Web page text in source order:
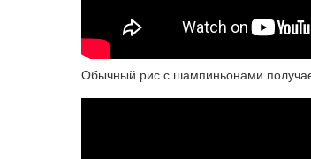
Обычный рис с шампиньонами